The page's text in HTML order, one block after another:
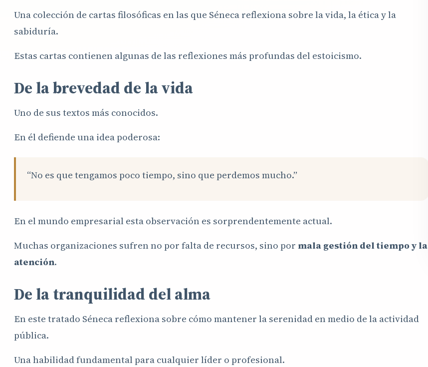
Una colección de cartas filosóficas en las que Séneca reflexiona sobre la vida, la ética y la
sabiduría.
Estas cartas contienen algunas de las reflexiones más profundas del estoicismo.
De la brevedad de la vida
Uno de sus textos más conocidos.
En él defiende una idea poderosa:
“No es que tengamos poco tiempo, sino que perdemos mucho.”
En el mundo empresarial esta observación es sorprendentemente actual.
Muchas organizaciones sufren no por falta de recursos, sino por mala gestión del tiempo y la
atención.
De la tranquilidad del alma
En este tratado Séneca reflexiona sobre cómo mantener la serenidad en medio de la actividad
pública.
Una habilidad fundamental para cualquier líder o profesional.